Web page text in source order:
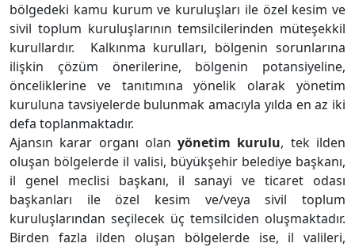
bölgedeki kamu kurum ve kuruluşları ile özel kesim ve
sivil toplum kuruluşlarının temsilcilerinden müteşekkil
kurullardır. Kalkınma kurulları, bölgenin sorunlarına
ilişkin çözüm önerilerine, bölgenin potansiyeline,
önceliklerine ve tanıtımına yönelik olarak yönetim
kuruluna tavsiyelerde bulunmak amacıyla yılda en az iki
defa toplanmaktadır.
Ajansın karar organı olanyönetim kurulu, tek ilden
oluşan bölgelerde il valisi, büyükşehir belediye başkanı,
il genel meclisi başkanı, il sanayi ve ticaret odası
başkanları ile özel kesim ve/veya sivil toplum
kuruluşlarından seçilecek üç temsilciden oluşmaktadır.
Birden fazla ilden oluşan bölgelerde ise, il valileri,